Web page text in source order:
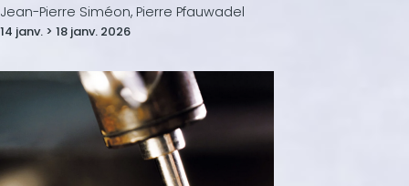
Jean-Pierre Siméon, Pierre Pfauwadel
14 janv. > 18 janv. 2026